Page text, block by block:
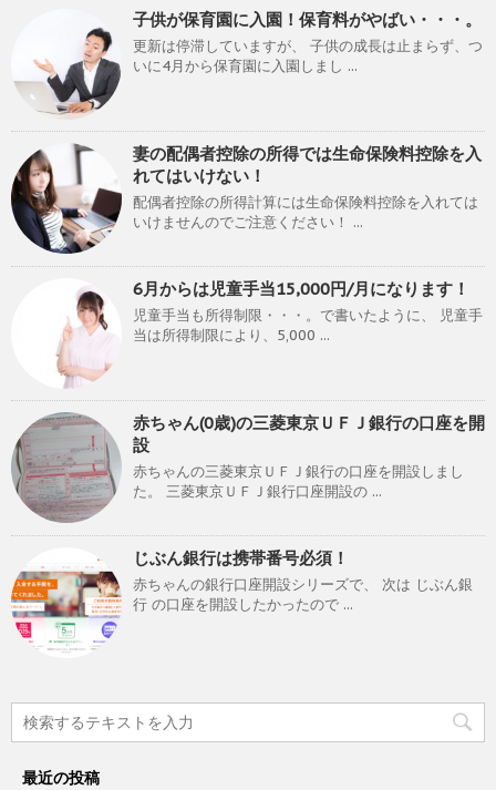
子供が保育園に入園！保育料がやばい・・・。
更新は停滞していますが、 子供の成長は止まらず、つ
いに4月から保育園に入園しまし ...
妻の配偶者控除の所得では生命保険料控除を入
れてはいけない！
配偶者控除の所得計算には生命保険料控除を入れては
いけませんのでご注意ください！ ...
6月からは児童手当15,000円/月になります！
児童手当も所得制限・・・。で書いたように、 児童手
当は所得制限により、5,000 ...
赤ちゃん(0歳)の三菱東京ＵＦＪ銀行の口座を開
設
赤ちゃんの三菱東京ＵＦＪ銀行の口座を開設しまし
た。 三菱東京ＵＦＪ銀行口座開設の ...
じぶん銀行は携帯番号必須！
赤ちゃんの銀行口座開設シリーズで、 次は じぶん銀
行 の口座を開設したかったので ...
最近の投稿